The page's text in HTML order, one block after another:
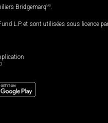
BridgemarqMD
L.P. et sont utilisées sous licence